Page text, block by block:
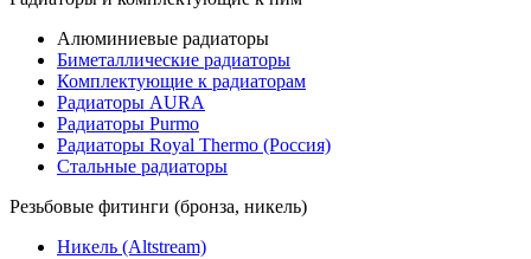
Алюминиевые радиаторы
Биметаллические радиаторы
Комплектующие к радиаторам
Радиаторы AURA
Радиаторы Purmo
Радиаторы Royal Thermo (Россия)
Стальные радиаторы
Резьбовые фитинги (бронза, никель)
Никель (Altstream)